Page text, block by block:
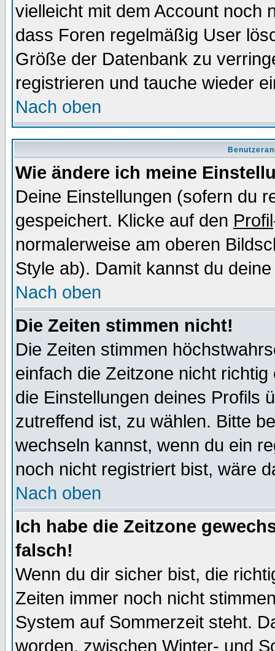
vielleicht mit dem Account noch
dass Foren regelmäßig User
Größe der Datenbank zu
registrieren und tauche wieder
Nach oben
Wie ändere ich meine
Deine Einstellungen (sofern du
gespeichert. Klicke auf den Profil
normalerweise am oberen
Style ab). Damit kannst du
Nach oben
Die Zeiten stimmen nicht!
Die Zeiten stimmen
einfach die Zeitzone nicht
die Einstellungen deines Profils
zutreffend ist, zu wählen. Bitte
wechseln kannst, wenn du ein
noch nicht registriert bist, wäre
Nach oben
Ich habe die Zeitzone
falsch!
Wenn du dir sicher bist, die
Zeiten immer noch nicht
System auf Sommerzeit steht.
worden, zwischen Winter- und